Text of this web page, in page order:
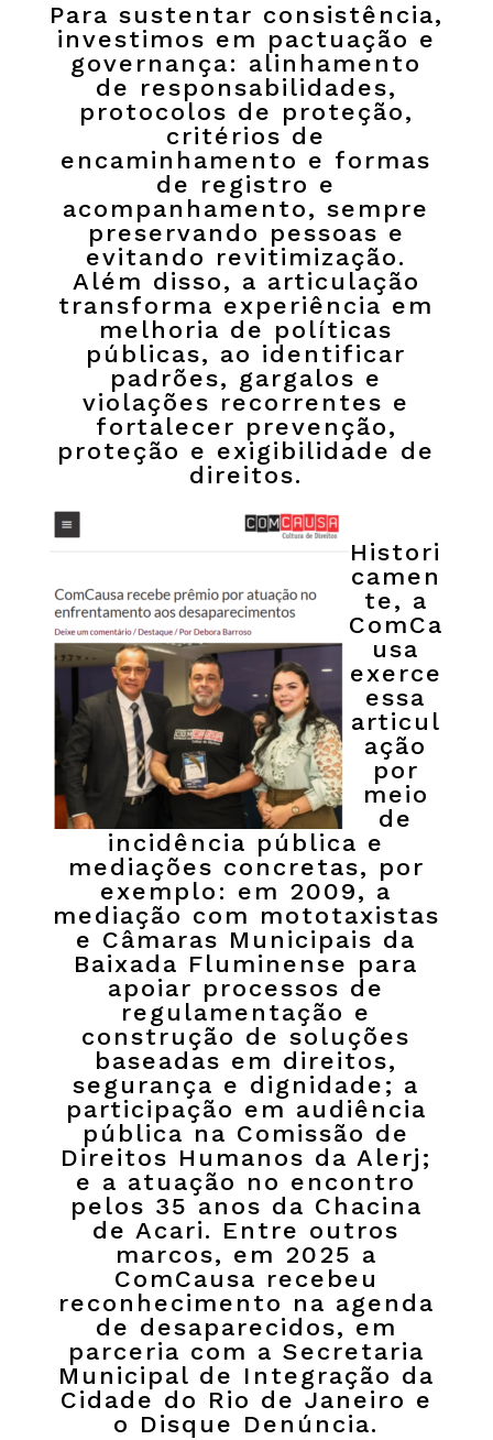
Para sustentar consistência,
investimos em pactuação e
governança: alinhamento
de responsabilidades,
protocolos de proteção,
critérios de
encaminhamento e formas
de registro e
acompanhamento, sempre
preservando pessoas e
evitando revitimização.
Além disso, a articulação
transforma experiência em
melhoria de políticas
públicas, ao identificar
padrões, gargalos e
violações recorrentes e
fortalecer prevenção,
proteção e exigibilidade de
direitos.
Histori
camen
te, a
ComCa
usa
exerce
essa
articul
ação
por
meio
de
incidência pública e
mediações concretas, por
exemplo: em 2009, a
mediação com mototaxistas
e Câmaras Municipais da
Baixada Fluminense para
apoiar processos de
regulamentação e
construção de soluções
baseadas em direitos,
segurança e dignidade; a
participação em audiência
pública na Comissão de
Direitos Humanos da Alerj;
e a atuação no encontro
pelos 35 anos da Chacina
de Acari. Entre outros
marcos, em 2025 a
ComCausa recebeu
reconhecimento na agenda
de desaparecidos, em
parceria com a Secretaria
Municipal de Integração da
Cidade do Rio de Janeiro e
o Disque Denúncia.